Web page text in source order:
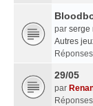
par serge
Autres
29/05
par